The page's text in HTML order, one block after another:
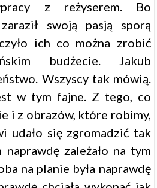
z reżyserem. Bo
swoją pasją sporą
ich co można zrobić
budżecie. Jakub
Wszyscy tak mówią.
w tym fajne. Z tego, co
i z obrazów, które robimy,
udało się zgromadzić tak
zależało na tym
na planie była naprawdę